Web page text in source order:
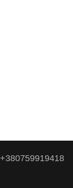
+380759919418